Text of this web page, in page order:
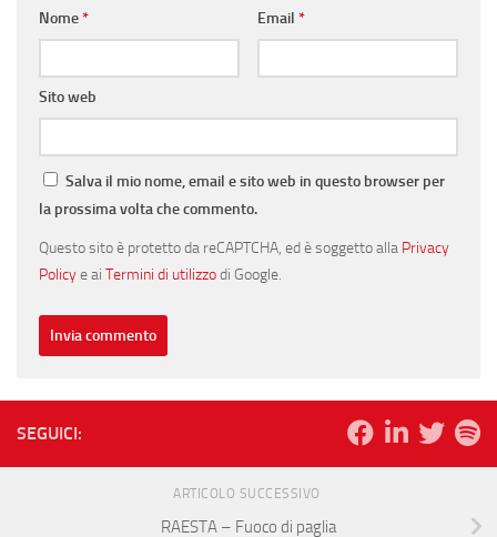
Nome* Email *
Sito web
Salva il mio nome, email e sito web in questo browser per
la prossima volta che commento.
Questo sito è protetto da reCAPTCHA, ed è soggetto alla Privacy
Policye ai Termini di utilizzodi Google.
SEGUICI:
ARTICOLO SUCCESSIVO
RAESTA – Fuoco di paglia